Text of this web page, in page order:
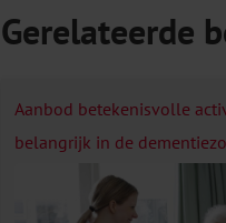
Gerelateerde
Aanbod betekenisvolle
belangrijk in de